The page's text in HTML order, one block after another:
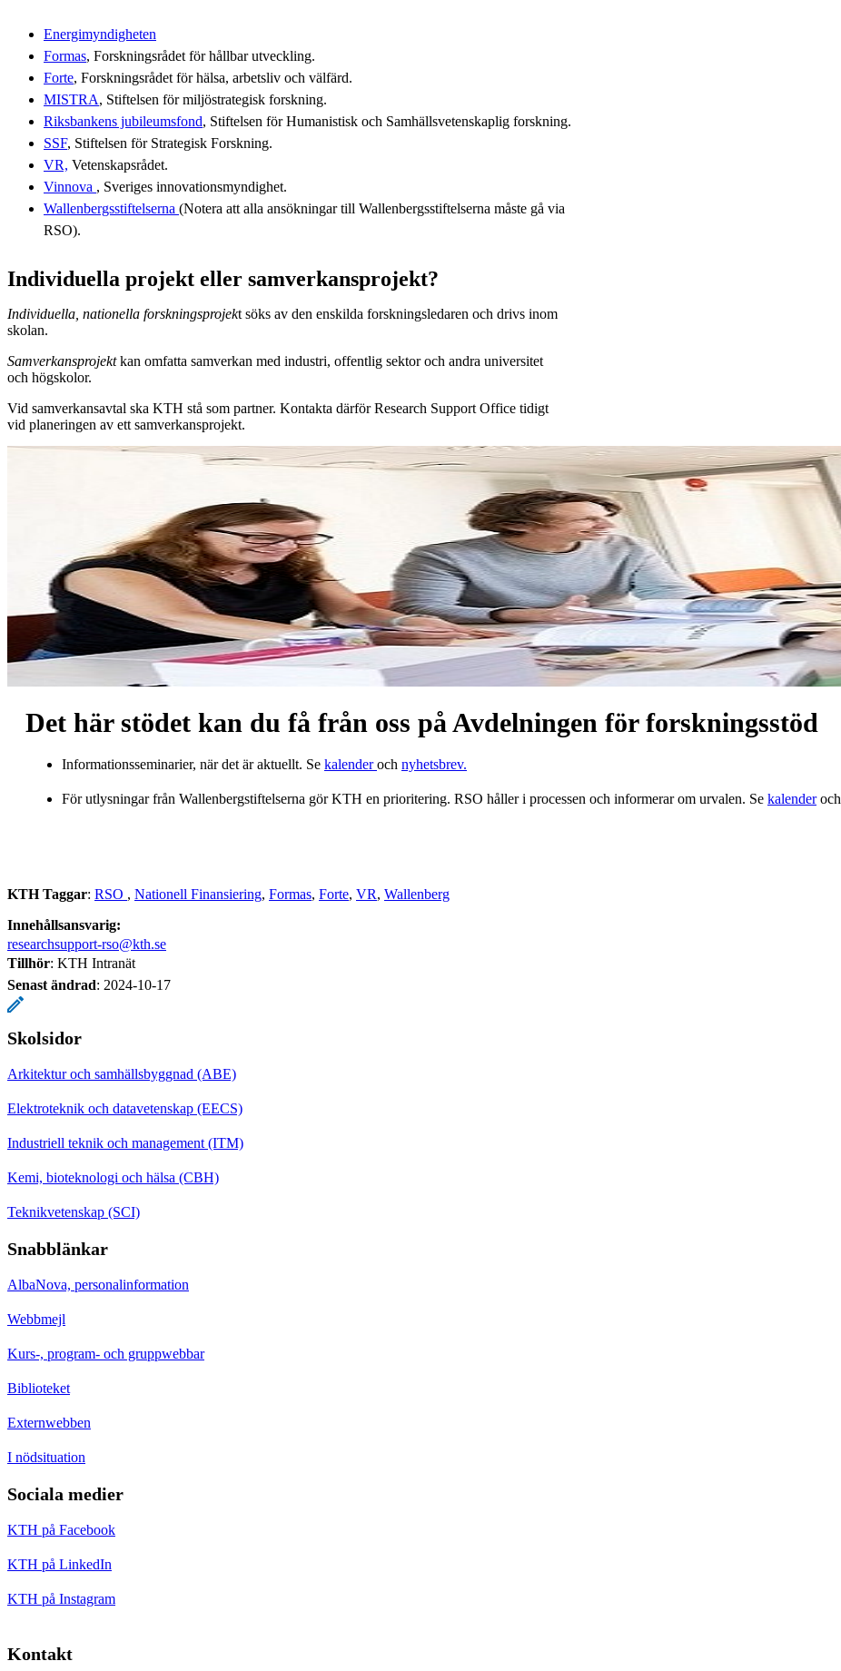
Energimyndigheten
Formas, Forskningsrådet för hållbar utveckling.
Forte, Forskningsrådet för hälsa, arbetsliv och välfärd.
MISTRA, Stiftelsen för miljöstrategisk forskning.
Riksbankens jubileumsfond, Stiftelsen för Humanistisk och Samhällsvetenskaplig forskning.
SSF, Stiftelsen för Strategisk Forskning.
VR, Vetenskapsrådet.
Vinnova , Sveriges innovationsmyndighet.
Wallenbergsstiftelserna (Notera att alla ansökningar till Wallenbergsstiftelserna måste gå via
RSO).
Individuella projekt eller samverkansprojekt?
Individuella, nationella forskningsprojekt söks av den enskilda forskningsledaren och drivs inom
skolan.
Samverkansprojektkan omfatta samverkan med industri, offentlig sektor och andra universitet
och högskolor.
Vid samverkansavtal ska KTH stå som partner. Kontakta därför Research Support Office tidigt
vid planeringen av ett samverkansprojekt.
Det här stödet kan du få från oss på Avdelningen för forskningsstöd
Informationsseminarier, när det är aktuellt. Se kalenderoch nyhetsbrev.
För utlysningar från Wallenbergstiftelserna gör KTH en prioritering. RSO håller i processen och informerar om urvalen. Se kalenderoch
KTH Taggar: RSO Nationell Finansiering Formas Forte VR Wallenberg
Innehållsansvarig:
researchsupport-rso@kth.se
Tillhör: KTH Intranät
Senast ändrad: 2024-10-17
Skolsidor
Arkitektur och samhällsbyggnad (ABE)
Elektroteknik och datavetenskap (EECS)
Industriell teknik och management (ITM)
Kemi, bioteknologi och hälsa (CBH)
Teknikvetenskap (SCI)
Snabblänkar
AlbaNova, personalinformation
Webbmejl
Kurs-, program- och gruppwebbar
Biblioteket
Externwebben
I nödsituation
Sociala medier
KTH på Facebook
KTH på LinkedIn
KTH på Instagram
Kontakt